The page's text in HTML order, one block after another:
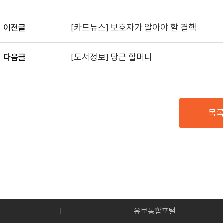
이전글 [카드뉴스] 보호자가 알아야 할 결핵
다음글 [도서정보] 당근 할머니
목록
유보통합포털